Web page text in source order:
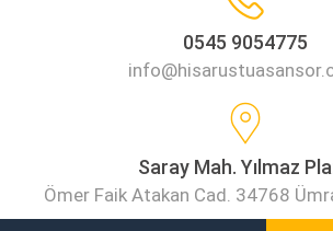
0545 9054775
Saray Mah. Yılmaz
Ömer Faik Atakan Cad. 34768